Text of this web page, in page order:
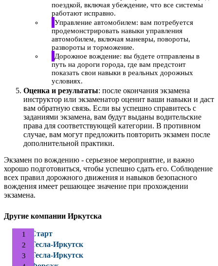
поездкой, включая убеждение, что все системы
работают исправно.
Управление автомобилем: вам потребуется
продемонстрировать навыки управления
автомобилем, включая маневры, повороты,
развороты и торможение.
Дорожное вождение: вы будете отправлены в
путь на дороги города, где вам предстоит
показать свои навыки в реальных дорожных
условиях.
Оценка и результаты: после окончания экзамена
инструктор или экзаменатор оценит ваши навыки и даст
вам обратную связь. Если вы успешно справитесь с
заданиями экзамена, вам будут выданы водительские
права для соответствующей категории. В противном
случае, вам могут предложить повторить экзамен после
дополнительной практики.
Экзамен по вождению - серьезное мероприятие, и важно
хорошо подготовиться, чтобы успешно сдать его. Соблюдение
всех правил дорожного движения и навыков безопасного
вождения имеет решающее значение при прохождении
экзамена.
Другие компании Иркутска
Старт
Тесла-Иркутск
Тесла-Иркутск